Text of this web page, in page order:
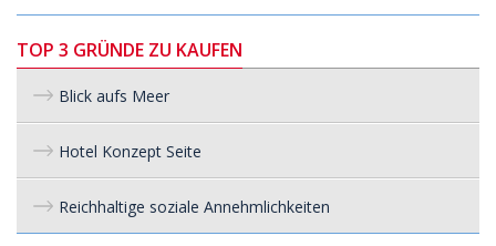
TOP 3 GRÜNDE ZU KAUFEN
Blick aufs Meer
Hotel Konzept Seite
Reichhaltige soziale Annehmlichkeiten